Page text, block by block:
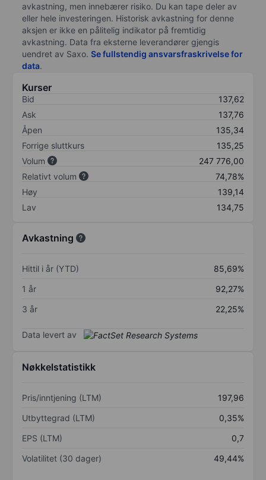
avkastning, men innebærer risiko. Du kan tape deler av
eller hele investeringen. Historisk avkastning for denne
aksjen er ikke en pålitelig indikator på fremtidig
avkastning. Data fra eksterne leverandører gjengis
uendret av Saxo. Se fullstendig ansvarsfraskrivelse for
data.
Kurser
Bid
137,62
Ask
137,76
Åpen
135,34
Forrige sluttkurs
135,25
Volum
247 776,00
Relativt volum
74,78%
Høy
139,14
Lav
134,75
Avkastning
Hittil i år (YTD)
85,69%
1 år
92,27%
3 år
22,25%
Data levert av
Nøkkelstatistikk
Pris/inntjening (LTM)
197,96
Utbyttegrad (LTM)
0,35%
EPS (LTM)
0,7
Volatilitet (30 dager)
49,44%